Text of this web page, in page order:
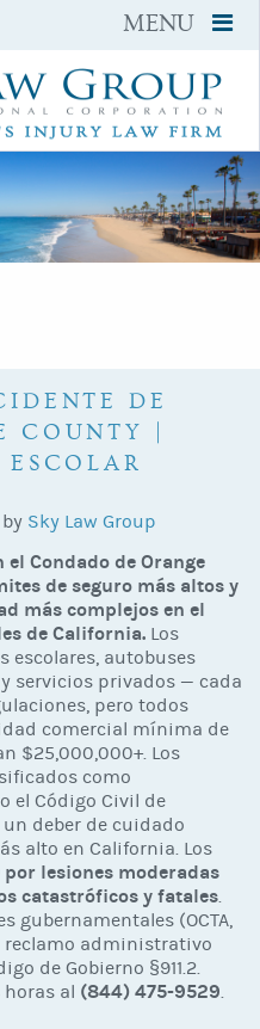
MENU
DE
COUNTY |
by Sky Law Group
el Condado de Orange
de seguro más altos y
más complejos en el
de California. Los
escolares, autobuses
servicios privados — cada
pero todos
comercial mínima de
$25,000,000+. Los
como
el Código Civil de
deber de cuidado
alto en California. Los
lesiones moderadas
catastróficos y fatales.
gubernamentales (OCTA,
administrativo
de Gobierno §911.2.
horas al (844) 475-9529.